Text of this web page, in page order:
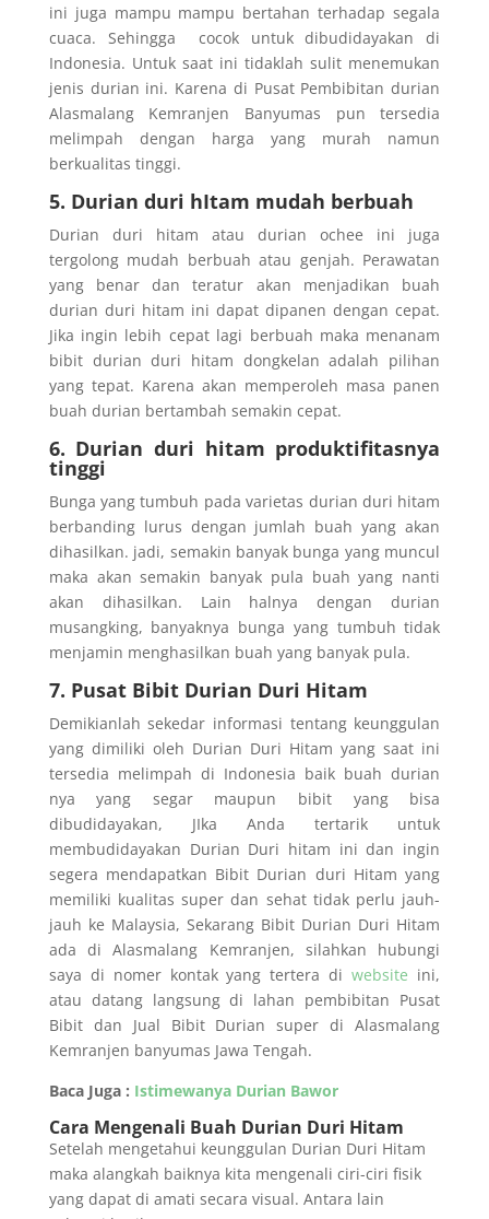
ini juga mampu mampu bertahan terhadap segala
cuaca. Sehingga cocok untuk dibudidayakan di
Indonesia. Untuk saat ini tidaklah sulit menemukan
jenis durian ini. Karena di Pusat Pembibitan durian
Alasmalang Kemranjen Banyumas pun tersedia
melimpah dengan harga yang murah namun
berkualitas tinggi.
5. Durian duri hItam mudah berbuah
Durian duri hitam atau durian ochee ini juga
tergolong mudah berbuah atau genjah. Perawatan
yang benar dan teratur akan menjadikan buah
durian duri hitam ini dapat dipanen dengan cepat.
Jika ingin lebih cepat lagi berbuah maka menanam
bibit durian duri hitam dongkelan adalah pilihan
yang tepat. Karena akan memperoleh masa panen
buah durian bertambah semakin cepat.
6. Durian duri hitam produktifitasnya
tinggi
Bunga yang tumbuh pada varietas durian duri hitam
berbanding lurus dengan jumlah buah yang akan
dihasilkan. jadi, semakin banyak bunga yang muncul
maka akan semakin banyak pula buah yang nanti
akan dihasilkan. Lain halnya dengan durian
musangking, banyaknya bunga yang tumbuh tidak
menjamin menghasilkan buah yang banyak pula.
7. Pusat Bibit Durian Duri Hitam
Demikianlah sekedar informasi tentang keunggulan
yang dimiliki oleh Durian Duri Hitam yang saat ini
tersedia melimpah di Indonesia baik buah durian
nya yang segar maupun bibit yang bisa
dibudidayakan, JIka Anda tertarik untuk
membudidayakan Durian Duri hitam ini dan ingin
segera mendapatkan Bibit Durian duri Hitam yang
memiliki kualitas super dan sehat tidak perlu jauh-
jauh ke Malaysia, Sekarang Bibit Durian Duri Hitam
ada di Alasmalang Kemranjen, silahkan hubungi
saya di nomer kontak yang tertera diwebsite ini,
atau datang langsung di lahan pembibitan Pusat
Bibit dan Jual Bibit Durian super di Alasmalang
Kemranjen banyumas Jawa Tengah.
Baca Juga : Istimewanya Durian Bawor
Cara Mengenali Buah Durian Duri Hitam
Setelah mengetahui keunggulan Durian Duri Hitam
maka alangkah baiknya kita mengenali ciri-ciri fisik
yang dapat di amati secara visual. Antara lain